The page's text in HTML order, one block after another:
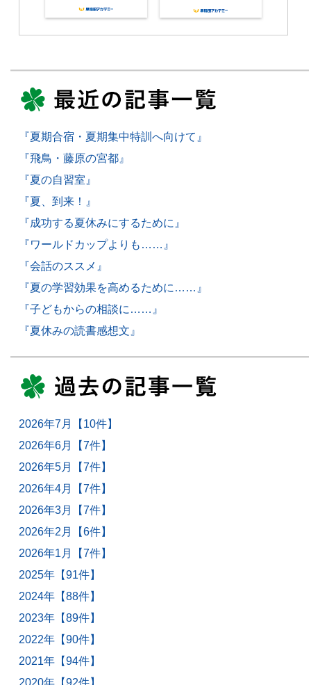
『夏期合宿・夏期集中特訓へ向けて』
『飛鳥・藤原の宮都』
『夏の自習室』
『夏、到来！』
『成功する夏休みにするために』
『ワールドカップよりも……』
『会話のススメ』
『夏の学習効果を高めるために……』
『子どもからの相談に……』
『夏休みの読書感想文』
2026年7月【10件】
2026年6月【7件】
2026年5月【7件】
2026年4月【7件】
2026年3月【7件】
2026年2月【6件】
2026年1月【7件】
2025年【91件】
2024年【88件】
2023年【89件】
2022年【90件】
2021年【94件】
2020年【92件】